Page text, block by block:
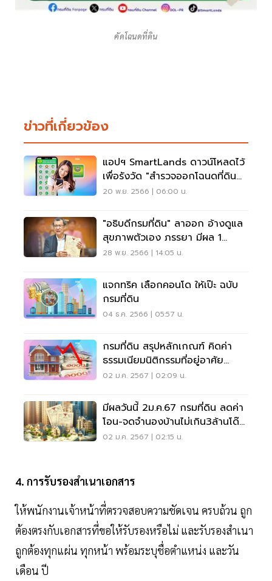
คัดโฉนดที่ดิน
ข่าวที่เกี่ยวข้อง
แอปฯ SmartLands ดาวน์โหลดไว้
เพื่อรังวัด "สำรวจออกโฉนดที่ดิน
2567"
20 พ.ย. 2566 | 06:00 น.
"อธิบดีกรมที่ดิน" ลาออก อ้างดูแล
สุขภาพตัวเอง ภรรยา มีผล 1
ม.ค.67
28 พ.ย. 2566 | 14:05 น.
แจกทริค เลือกคอนโด ให้เป๊ะ ฉบับ
กรมที่ดิน
04 ธ.ค. 2566 | 05:57 น.
กรมที่ดิน สรุปหลักเกณฑ์ คิดค่า
ธรรมเนียมนิติกรรมที่อยู่อาศัย
2567
02 ม.ค. 2567 | 02:09 น.
มีผลวันนี้ 2ม.ค.67 กรมที่ดิน ลดค่า
โอน-จดจำนองบ้านไม่เกิน3ล้านโด๊ป
อสังหาฯ
02 ม.ค. 2567 | 02:15 น.
4. การรับรองสำเนาเอกสาร
ให้พนักงานเจ้าหน้าที่ตรวจสอบความชัดเจน ครบถ้วน ถูก
ต้องตรงกับเอกสารที่ขอให้รับรองหรือไม่ และรับรองสำเนา
ถูกต้องทุกแผ่น ทุกหน้า พร้อมระบุชื่อตำแหน่ง และวัน
เดือน ปี